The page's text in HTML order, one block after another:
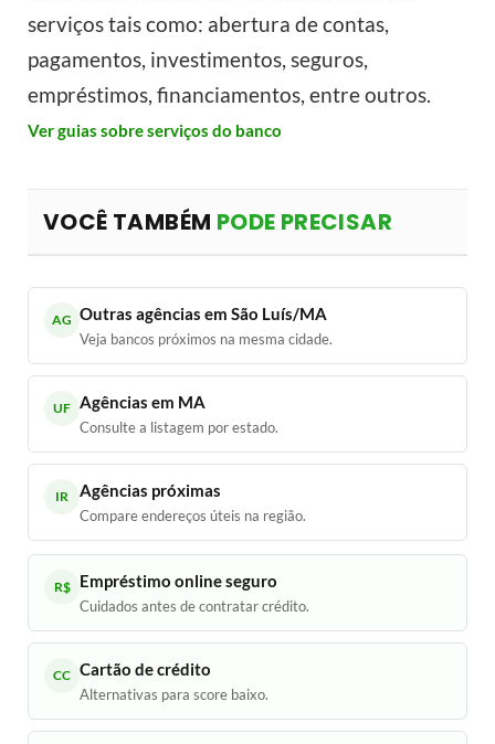
serviços tais como: abertura de contas,
pagamentos, investimentos, seguros,
empréstimos, financiamentos, entre outros.
Ver guias sobre serviços do banco
VOCÊ TAMBÉM PODE PRECISAR
AG Outras agências em São Luís/MA
Veja bancos próximos na mesma cidade.
UF Agências em MA
Consulte a listagem por estado.
IR Agências próximas
Compare endereços úteis na região.
R$ Empréstimo online seguro
Cuidados antes de contratar crédito.
CC Cartão de crédito
Alternativas para score baixo.